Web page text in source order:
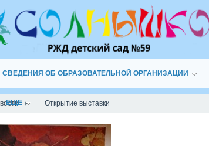
СВЕДЕНИЯ ОБ ОБРАЗОВАТЕЛЬНОЙ ОРГАНИЗАЦИИ
ЕЩЁ Открытие выставки